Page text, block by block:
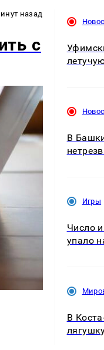
назад
с
В
Игры
Число
упало
В